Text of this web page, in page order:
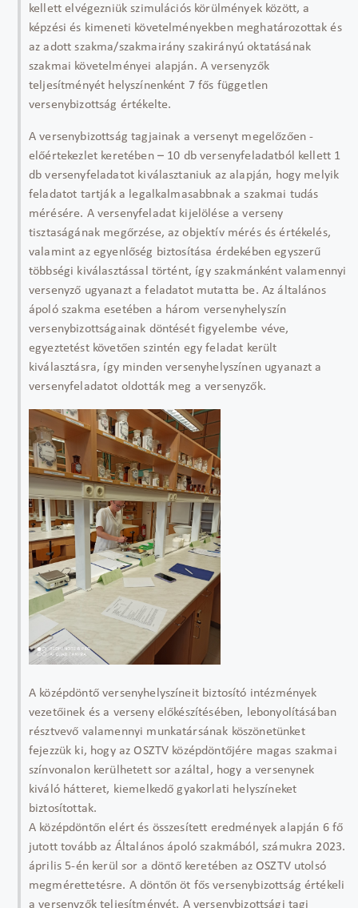
kellett elvégezniük szimulációs körülmények között, a
képzési és kimeneti követelményekben meghatározottak és
az adott szakma/szakmairány szakirányú oktatásának
szakmai követelményei alapján. A versenyzők
teljesítményét helyszínenként 7 fős független
versenybizottság értékelte.
A versenybizottság tagjainak a versenyt megelőzően -
előértekezlet keretében – 10 db versenyfeladatból kellett 1
db versenyfeladatot kiválasztaniuk az alapján, hogy melyik
feladatot tartják a legalkalmasabbnak a szakmai tudás
mérésére. A versenyfeladat kijelölése a verseny
tisztaságának megőrzése, az objektív mérés és értékelés,
valamint az egyenlőség biztosítása érdekében egyszerű
többségi kiválasztással történt, így szakmánként valamennyi
versenyző ugyanazt a feladatot mutatta be. Az általános
ápoló szakma esetében a három versenyhelyszín
versenybizottságainak döntését figyelembe véve,
egyeztetést követően szintén egy feladat került
kiválasztásra, így minden versenyhelyszínen ugyanazt a
versenyfeladatot oldották meg a versenyzők.
A középdöntő versenyhelyszíneit biztosító intézmények
vezetőinek és a verseny előkészítésében, lebonyolításában
résztvevő valamennyi munkatársának köszönetünket
fejezzük ki, hogy az OSZTV középdöntőjére magas szakmai
színvonalon kerülhetett sor azáltal, hogy a versenynek
kiváló hátteret, kiemelkedő gyakorlati helyszíneket
biztosítottak.
A középdöntőn elért és összesített eredmények alapján 6 fő
jutott tovább az Általános ápoló szakmából, számukra 2023.
április 5-én kerül sor a döntő keretében az OSZTV utolsó
megmérettetésre. A döntőn öt fős versenybizottság értékeli
a versenyzők teljesítményét. A versenybizottsági tagi